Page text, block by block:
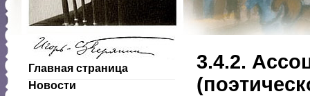
Главная страница
Новости
3.4.2.